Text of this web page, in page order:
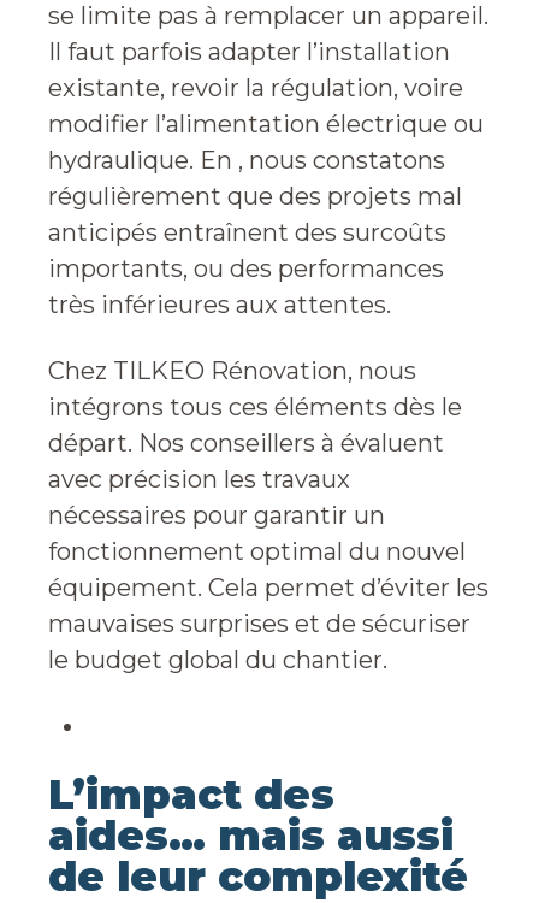
se limite pas à remplacer un appareil.
Il faut parfois adapter l’installation
existante, revoir la régulation, voire
modifier l’alimentation électrique ou
hydraulique. En , nous constatons
régulièrement que des projets mal
anticipés entraînent des surcoûts
importants, ou des performances
très inférieures aux attentes.
Chez TILKEO Rénovation, nous
intégrons tous ces éléments dès le
départ. Nos conseillers à évaluent
avec précision les travaux
nécessaires pour garantir un
fonctionnement optimal du nouvel
équipement. Cela permet d’éviter les
mauvaises surprises et de sécuriser
le budget global du chantier.
L’impact des
aides… mais aussi
de leur complexité